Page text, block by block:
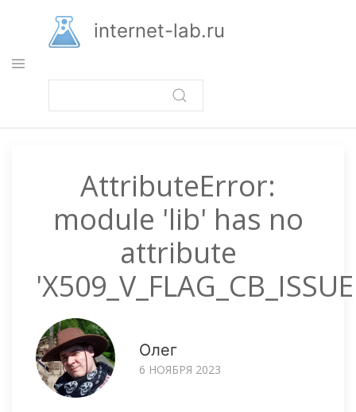
основному
содержанию
internet-lab.ru
AttributeError:
module 'lib' has no
attribute
Олег
6 НОЯБРЯ 2023